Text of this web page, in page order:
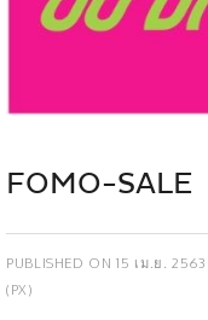
FOMO-SALE
PUBLISHED ON15 เม.ย. 2563
(PX)